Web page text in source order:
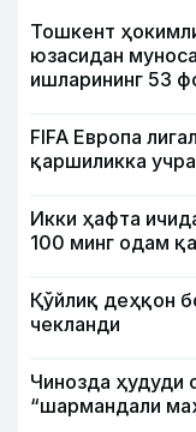
Тошкент
юзасидан
ишларининг 53
FIFA Европа
қаршиликка
Икки ҳафта
100 минг одам
Қўйлиқ деҳқон
чекланди
Чинозда ҳудуди
“шармандали